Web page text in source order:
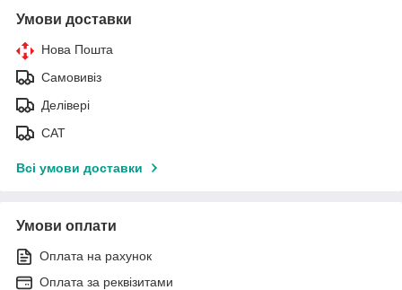
Умови доставки
Нова Пошта
Самовивіз
Делівері
САТ
Всі умови доставки
Умови оплати
Оплата на рахунок
Оплата за реквізитами